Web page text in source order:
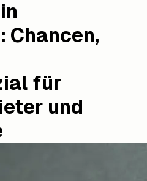
Chancen,
für
und